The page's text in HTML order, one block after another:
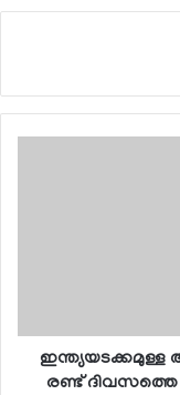
ഇന്ത്യയടക്കമുള്ള
രണ്ട്